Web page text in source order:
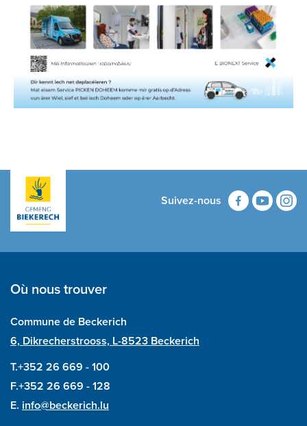
Suivez-nous
Où nous trouver
Commune de Beckerich
6, Dikrecherstrooss, L-8523 Beckerich
T.+352 26 669 - 100
F.+352 26 669 - 128
E. info@beckerich.lu